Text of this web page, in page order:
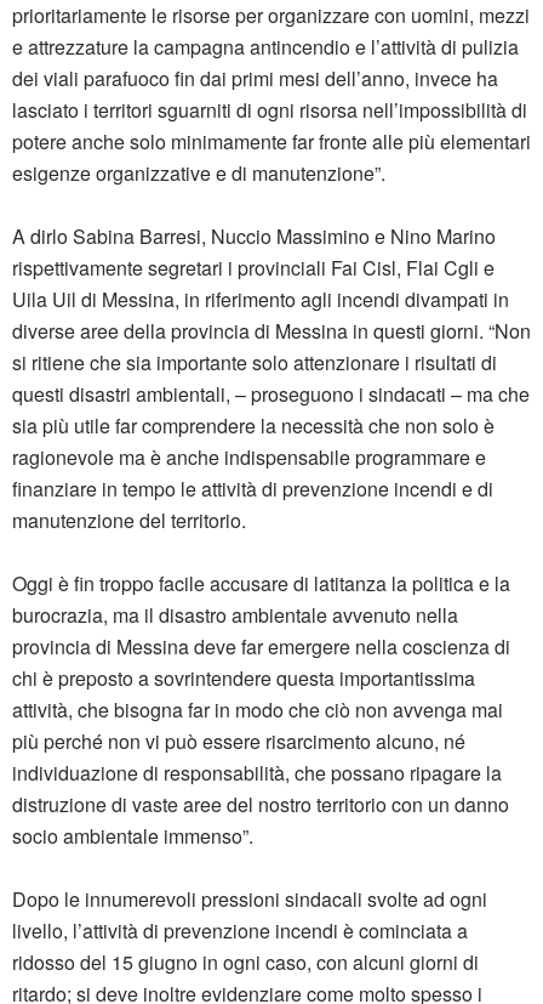
prioritariamente le risorse per organizzare con uomini, mezzi
e attrezzature la campagna antincendio e l’attività di pulizia
dei viali parafuoco fin dai primi mesi dell’anno, invece ha
lasciato i territori sguarniti di ogni risorsa nell’impossibilità di
potere anche solo minimamente far fronte alle più elementari
esigenze organizzative e di manutenzione”.
A dirlo Sabina Barresi, Nuccio Massimino e Nino Marino
rispettivamente segretari i provinciali Fai Cisl, Flai Cgli e
Uila Uil di Messina, in riferimento agli incendi divampati in
diverse aree della provincia di Messina in questi giorni. “Non
si ritiene che sia importante solo attenzionare i risultati di
questi disastri ambientali, – proseguono i sindacati – ma che
sia più utile far comprendere la necessità che non solo è
ragionevole ma è anche indispensabile programmare e
finanziare in tempo le attività di prevenzione incendi e di
manutenzione del territorio.
Oggi è fin troppo facile accusare di latitanza la politica e la
burocrazia, ma il disastro ambientale avvenuto nella
provincia di Messina deve far emergere nella coscienza di
chi è preposto a sovrintendere questa importantissima
attività, che bisogna far in modo che ciò non avvenga mai
più perché non vi può essere risarcimento alcuno, né
individuazione di responsabilità, che possano ripagare la
distruzione di vaste aree del nostro territorio con un danno
socio ambientale immenso”.
Dopo le innumerevoli pressioni sindacali svolte ad ogni
livello, l’attività di prevenzione incendi è cominciata a
ridosso del 15 giugno in ogni caso, con alcuni giorni di
ritardo; si deve inoltre evidenziare come molto spesso i